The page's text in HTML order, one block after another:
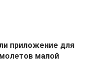
приложение для
малой